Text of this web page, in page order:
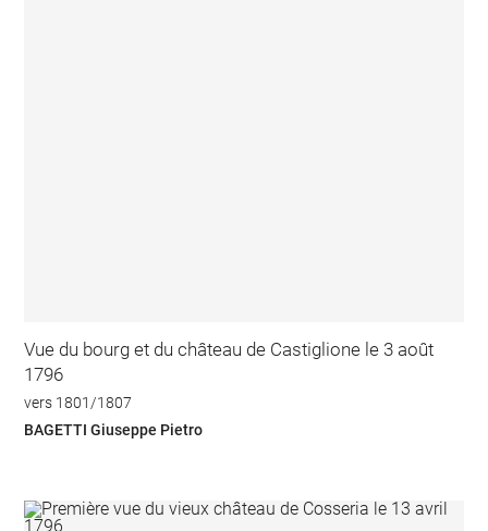
Vue du bourg et du château de Castiglione le 3 août
1796
vers 1801/1807
BAGETTI Giuseppe Pietro